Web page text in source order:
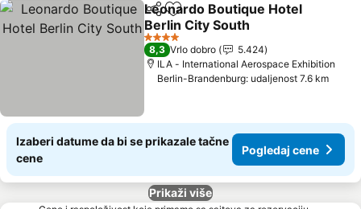
Deli Dodati u favorite
Leonardo Boutique Hotel
Berlin City South
Pogledaj cene
4 Zvezdice
8,3 Vrlo dobro
5.424
ILA - International Aerospace Exhibition
Berlin-Brandenburg: udaljenost 7.6 km
Izaberi datume da bi se prikazale tačne
cene
Pogledaj cene
Prikaži više